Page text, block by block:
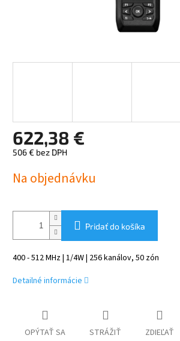
622,38 €
506 € bez DPH
cena:
Na objednávku
Pridať do košíka
400 - 512 MHz | 1/4W | 256 kanálov, 50 zón
Detailné informácie
OPÝTAŤ SA STRÁŽIŤ ZDIEĽAŤ